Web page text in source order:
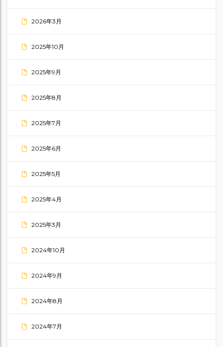
2026年3月
2025年10月
2025年9月
2025年8月
2025年7月
2025年6月
2025年5月
2025年4月
2025年3月
2024年10月
2024年9月
2024年8月
2024年7月